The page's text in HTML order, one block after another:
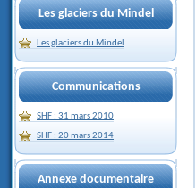
Les glaciers du Mindel
Les glaciers du Mindel
Communications
SHF : 31 mars 2010
SHF : 20 mars 2014
Annexe documentaire